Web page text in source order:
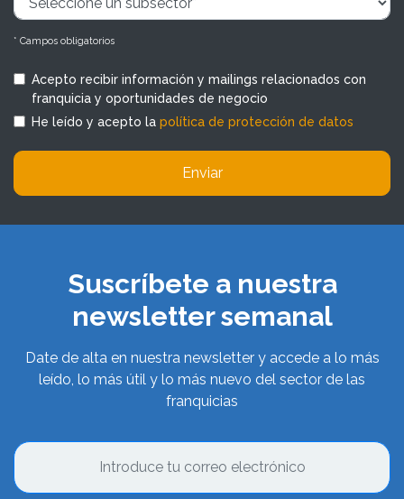
* Campos obligatorios
Acepto recibir información y mailings relacionados con
franquicia y oportunidades de negocio
He leído y acepto la política de protección de datos
Enviar
Suscríbete a nuestra
newsletter semanal
Date de alta en nuestra newsletter y accede a lo más
leído, lo más útil y lo más nuevo del sector de las
franquicias